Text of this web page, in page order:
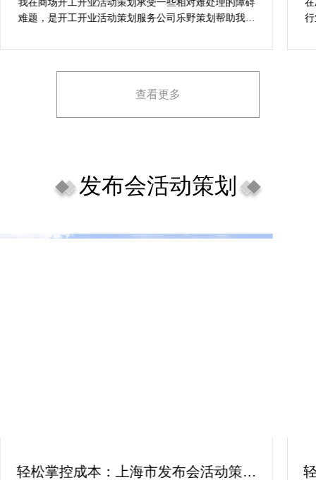
案精选
难题，是开工开业活动策划服务公司乐野策划帮助我完
场开工开业活动策划堪称完美，下次有计划还会选择乐
查看更多
发布会活动策划
轻松掌控成本：上海市发布会活动策划